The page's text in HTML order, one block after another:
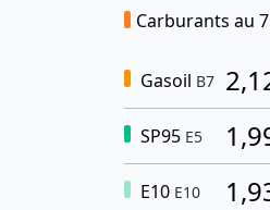
Carburants au
Gasoil B7
SP95 E5
E10 E10